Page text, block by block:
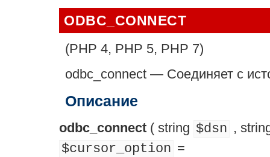
ODBC_CONNECT
(PHP 4, PHP 5, PHP 7)
odbc_connect — Соединяет с
Описание
odbc_connect ( string $dsn ,
$cursor_option =